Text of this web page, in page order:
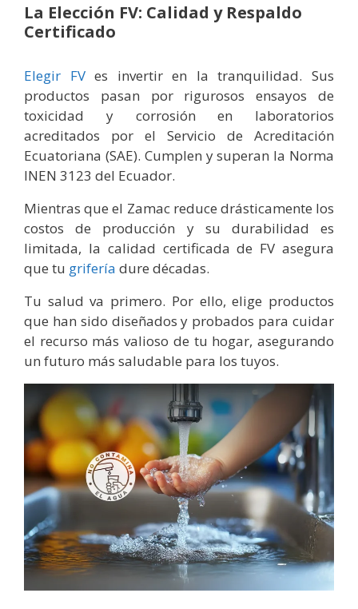
La Elección FV: Calidad y Respaldo
Certificado
Elegir FVes invertir en la tranquilidad. Sus
productos pasan por rigurosos ensayos de
toxicidad y corrosión en laboratorios
acreditados por el Servicio de Acreditación
Ecuatoriana (SAE). Cumplen y superan la Norma
INEN 3123 del Ecuador.
Mientras que el Zamac reduce drásticamente los
costos de producción y su durabilidad es
limitada, la calidad certificada de FV asegura
que tu grifería dure décadas.
Tu salud va primero. Por ello, elige productos
que han sido diseñados y probados para cuidar
el recurso más valioso de tu hogar, asegurando
un futuro más saludable para los tuyos.